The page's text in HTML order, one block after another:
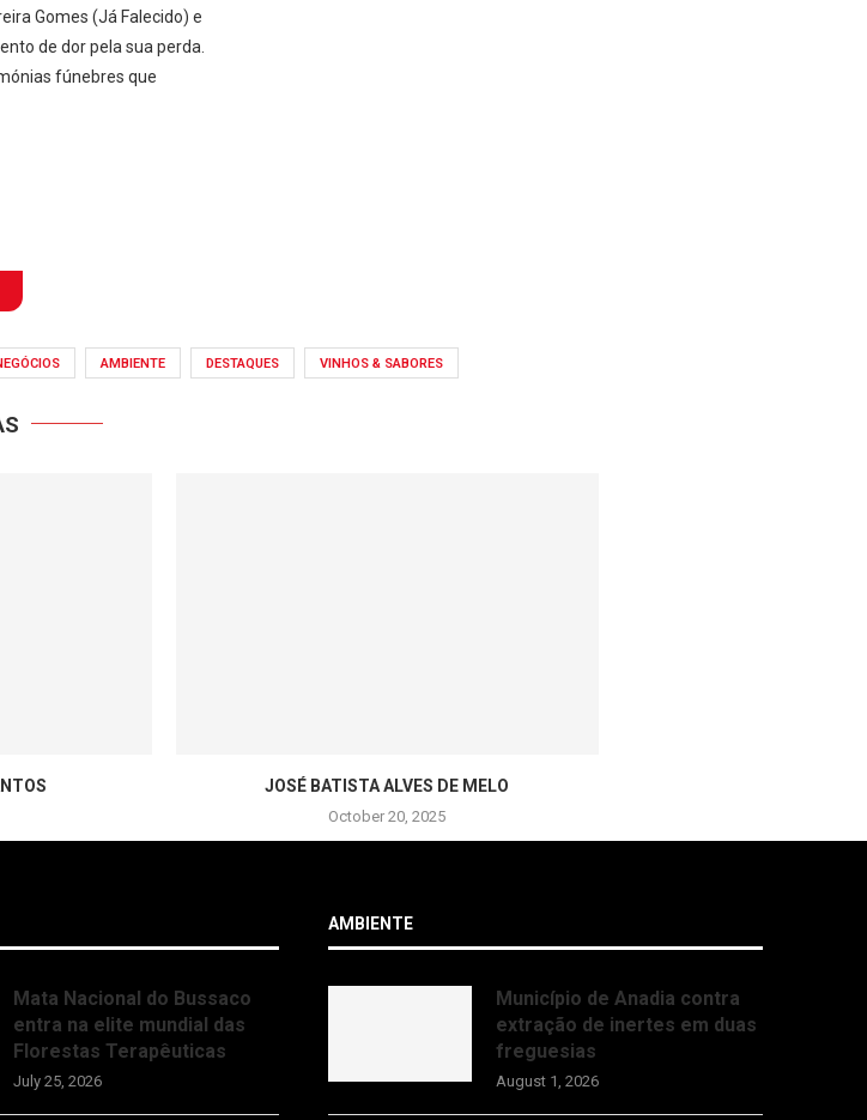
Gomes (Já Falecido) e
de dor pela sua perda.
fúnebres que
AMBIENTE DESTAQUES VINHOS & SABORES
JOSÉ BATISTA ALVES DE MELO
October 20, 2025
Mata Nacional do Bussaco
entra na elite mundial das
Florestas Terapêuticas
July 25, 2026
AMBIENTE
Município de Anadia contra
extração de inertes em duas
freguesias
August 1, 2026